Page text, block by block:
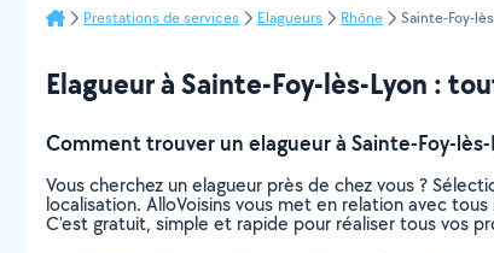
Prestations de services Elagueurs Rhône Sainte-Foy-
Elagueur à Sainte-Foy-lès-Lyon :
Comment trouver un elagueur à Sainte-Foy-lès-
Vous cherchez un elagueur près de chez vous ?
localisation. AlloVoisins vous met en relation avec
C’est gratuit, simple et rapide pour réaliser tous vos